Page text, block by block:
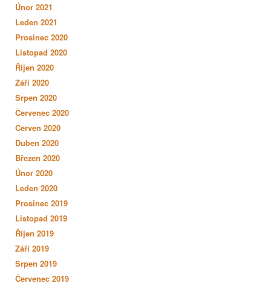
Únor 2021
Leden 2021
Prosinec 2020
Listopad 2020
Říjen 2020
Září 2020
Srpen 2020
Červenec 2020
Červen 2020
Duben 2020
Březen 2020
Únor 2020
Leden 2020
Prosinec 2019
Listopad 2019
Říjen 2019
Září 2019
Srpen 2019
Červenec 2019